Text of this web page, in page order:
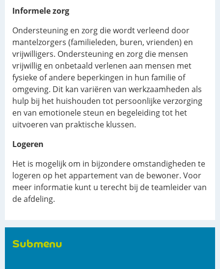
Informele zorg
Ondersteuning en zorg die wordt verleend door
mantelzorgers (familieleden, buren, vrienden) en
vrijwilligers. Ondersteuning en zorg die mensen
vrijwillig en onbetaald verlenen aan mensen met
fysieke of andere beperkingen in hun familie of
omgeving. Dit kan variëren van werkzaamheden als
hulp bij het huishouden tot persoonlijke verzorging
en van emotionele steun en begeleiding tot het
uitvoeren van praktische klussen.
Logeren
Het is mogelijk om in bijzondere omstandigheden te
logeren op het appartement van de bewoner. Voor
meer informatie kunt u terecht bij de teamleider van
de afdeling.
Submenu